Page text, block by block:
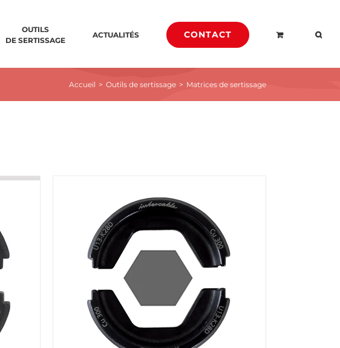
OUTILS
DE SERTISSAGE
ACTUALITÉS CONTACT
Accueil > Outils de sertissage > Matrices de sertissage